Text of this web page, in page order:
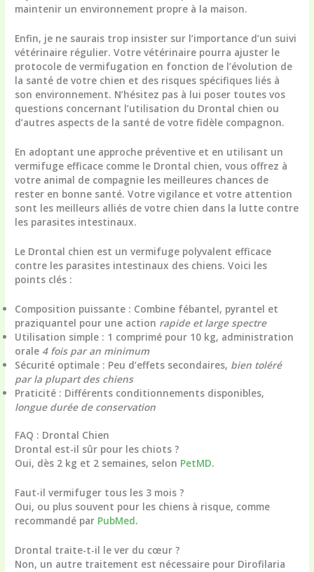
maintenir un environnement propre à la maison.
Enfin, je ne saurais trop insister sur l’importance d’un suivi
vétérinaire régulier. Votre vétérinaire pourra ajuster le
protocole de vermifugation en fonction de l’évolution de
la santé de votre chien et des risques spécifiques liés à
son environnement. N’hésitez pas à lui poser toutes vos
questions concernant l’utilisation du Drontal chien ou
d’autres aspects de la santé de votre fidèle compagnon.
En adoptant une approche préventive et en utilisant un
vermifuge efficace comme le Drontal chien, vous offrez à
votre animal de compagnie les meilleures chances de
rester en bonne santé. Votre vigilance et votre attention
sont les meilleurs alliés de votre chien dans la lutte contre
les parasites intestinaux.
Le Drontal chien est un vermifuge polyvalent efficace
contre les parasites intestinaux des chiens. Voici les
points clés :
Composition puissante : Combine fébantel, pyrantel et
praziquantel pour une action rapide et large spectre
Utilisation simple : 1 comprimé pour 10 kg, administration
orale 4 fois par an minimum
Sécurité optimale : Peu d’effets secondaires, bien toléré
par la plupart des chiens
Praticité : Différents conditionnements disponibles,
longue durée de conservation
FAQ : Drontal Chien
Drontal est-il sûr pour les chiots ?
Oui, dès 2 kg et 2 semaines, selon PetMD.
Faut-il vermifuger tous les 3 mois ?
Oui, ou plus souvent pour les chiens à risque, comme
recommandé par PubMed.
Drontal traite-t-il le ver du cœur ?
Non, un autre traitement est nécessaire pour Dirofilaria